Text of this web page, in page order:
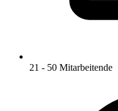
21 - 50 Mitarbeitende